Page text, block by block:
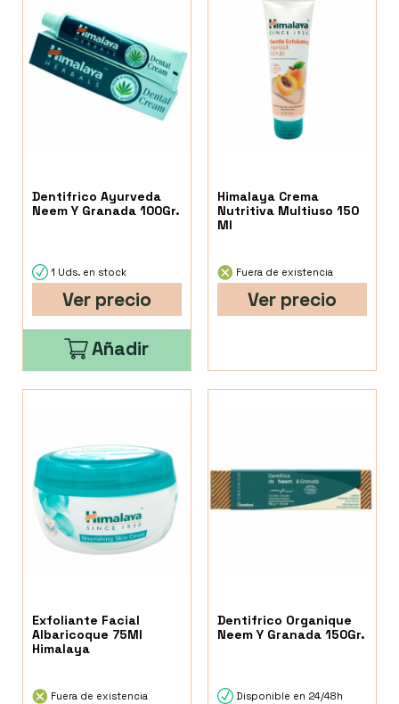
Dentifrico Ayurveda
Neem Y Granada 100Gr.
1 Uds. en stock
Ver precio
Añadir
Himalaya Crema
Nutritiva Multiuso 150
Ml
Fuera de existencia
Ver precio
Exfoliante Facial
Albaricoque 75Ml
Himalaya
Fuera de existencia
Dentifrico Organique
Neem Y Granada 150Gr.
Disponible en 24/48h